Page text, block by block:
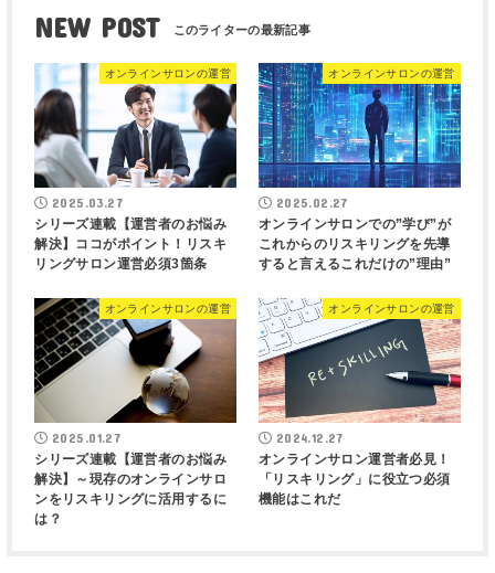
NEW POST
オンラインサロンの運営
2025.03.27
シリーズ連載【運営者のお悩み
解決】ココがポイント！リスキ
リングサロン運営必須3箇条
オンラインサロンの運営
2025.02.27
オンラインサロンでの”学び”が
これからのリスキリングを先導
すると言えるこれだけの”理由”
オンラインサロンの運営
2025.01.27
シリーズ連載【運営者のお悩み
解決】～現存のオンラインサロ
ンをリスキリングに活用するに
は？
オンラインサロンの運営
2024.12.27
オンラインサロン運営者必見！
「リスキリング」に役立つ必須
機能はこれだ